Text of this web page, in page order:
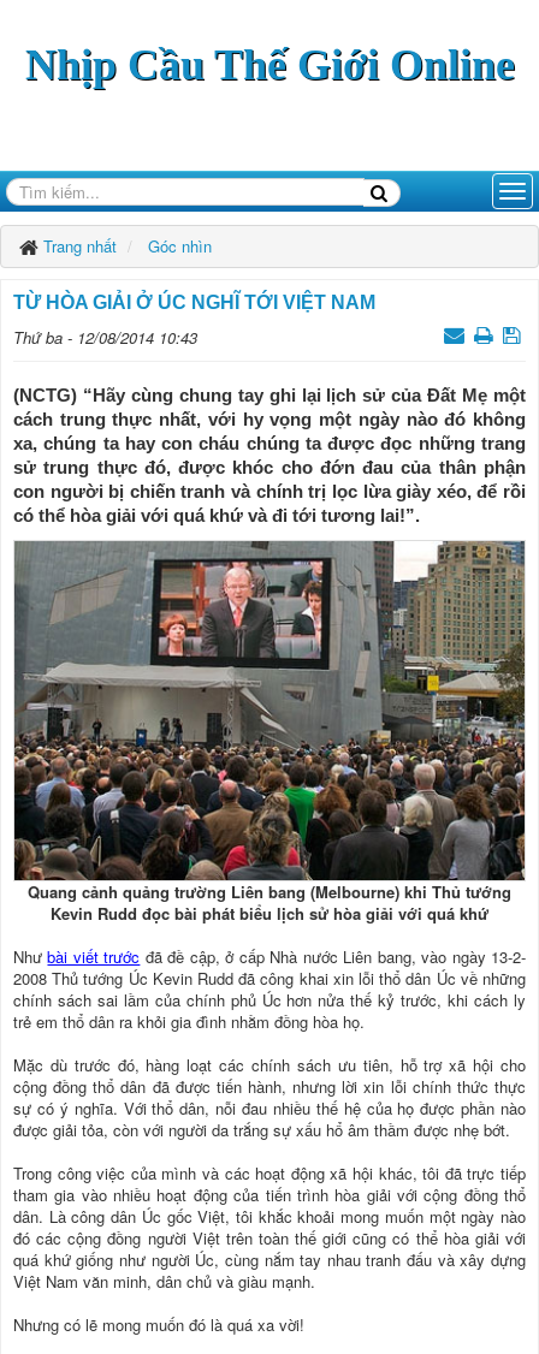
Nhịp Cầu Thế Giới Online
Trang nhất Góc nhìn
TỪ HÒA GIẢI Ở ÚC NGHĨ TỚI VIỆT NAM
Thứ ba - 12/08/2014 10:43
(NCTG) “Hãy cùng chung tay ghi lại lịch sử của Đất Mẹ một
cách trung thực nhất, với hy vọng một ngày nào đó không
xa, chúng ta hay con cháu chúng ta được đọc những trang
sử trung thực đó, được khóc cho đớn đau của thân phận
con người bị chiến tranh và chính trị lọc lừa giày xéo, để rồi
có thể hòa giải với quá khứ và đi tới tương lai!”.
Quang cảnh quảng trường Liên bang (Melbourne) khi Thủ tướng
Kevin Rudd đọc bài phát biểu lịch sử hòa giải với quá khứ
Nhưbài viết trước đã đề cập, ở cấp Nhà nước Liên bang, vào ngày 13-2-
2008 Thủ tướng Úc Kevin Rudd đã công khai xin lỗi thổ dân Úc về những
chính sách sai lầm của chính phủ Úc hơn nửa thế kỷ trước, khi cách ly
trẻ em thổ dân ra khỏi gia đình nhằm đồng hòa họ.
Mặc dù trước đó, hàng loạt các chính sách ưu tiên, hỗ trợ xã hội cho
cộng đồng thổ dân đã được tiến hành, nhưng lời xin lỗi chính thức thực
sự có ý nghĩa. Với thổ dân, nỗi đau nhiều thế hệ của họ được phần nào
được giải tỏa, còn với người da trắng sự xấu hổ âm thầm được nhẹ bớt.
Trong công việc của mình và các hoạt động xã hội khác, tôi đã trực tiếp
tham gia vào nhiều hoạt động của tiến trình hòa giải với cộng đồng thổ
dân. Là công dân Úc gốc Việt, tôi khắc khoải mong muốn một ngày nào
đó các cộng đồng người Việt trên toàn thế giới cũng có thể hòa giải với
quá khứ giống như người Úc, cùng nắm tay nhau tranh đấu và xây dựng
Việt Nam văn minh, dân chủ và giàu mạnh.
Nhưng có lẽ mong muốn đó là quá xa vời!